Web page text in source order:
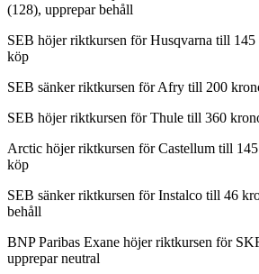
(128), upprepar behåll
SEB höjer riktkursen för Husqvarna till
köp
SEB sänker riktkursen för Afry till 200
SEB höjer riktkursen för Thule till 360
Arctic höjer riktkursen för Castellum till
köp
SEB sänker riktkursen för Instalco till 46
behåll
BNP Paribas Exane höjer riktkursen för
upprepar neutral